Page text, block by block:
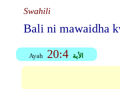
Swahili
Bali ni mawaidha
Ayah 20:4 الأية